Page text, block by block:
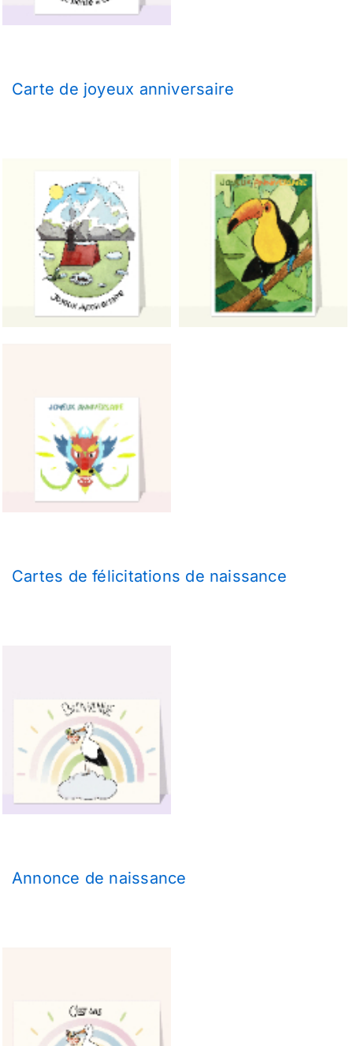
Carte de joyeux anniversaire
Cartes de félicitations de naissance
Annonce de naissance